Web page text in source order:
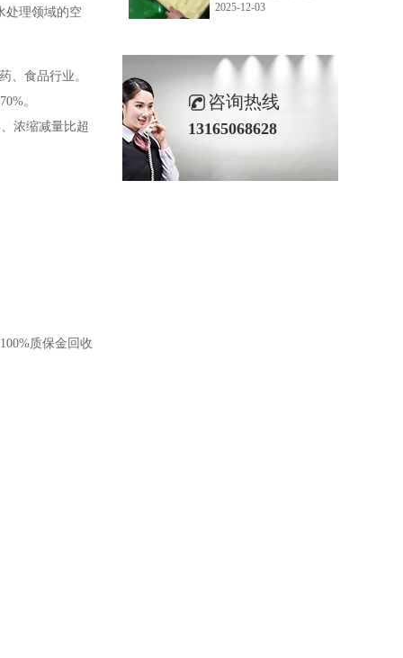
处理领域的空
、食品行业。
。
浓缩减量比超
质保金回收
2025-12-03
咨询热线
13165068628